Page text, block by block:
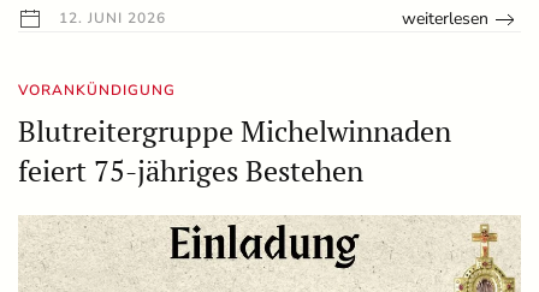
12. JUNI 2026 weiterlesen
VORANKÜNDIGUNG
Blutreitergruppe Michelwinnaden
feiert 75-jähriges Bestehen